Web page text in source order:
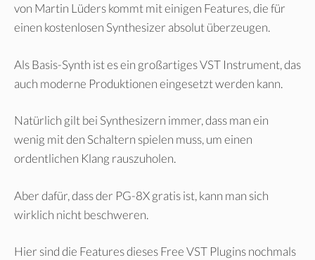
von Martin Lüders kommt mit einigen Features, die für
einen kostenlosen Synthesizer absolut überzeugen.
Als Basis-Synth ist es ein großartiges VST Instrument, das
auch moderne Produktionen eingesetzt werden kann.
Natürlich gilt bei Synthesizern immer, dass man ein
wenig mit den Schaltern spielen muss, um einen
ordentlichen Klang rauszuholen.
Aber dafür, dass der PG-8X gratis ist, kann man sich
wirklich nicht beschweren.
Hier sind die Features dieses Free VST Plugins nochmals